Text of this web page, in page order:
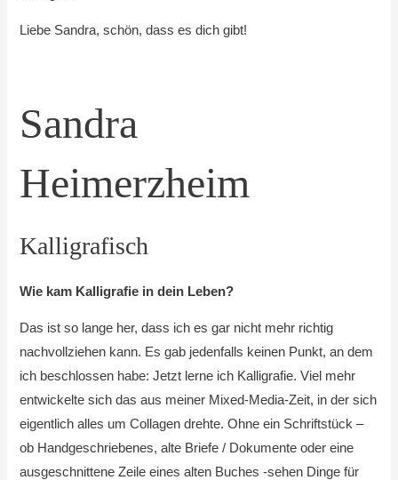
Liebe Sandra, schön, dass es dich gibt!
Sandra
Heimerzheim
Kalligrafisch
Wie kam Kalligrafie in dein Leben?
Das ist so lange her, dass ich es gar nicht mehr richtig
nachvollziehen kann. Es gab jedenfalls keinen Punkt, an dem
ich beschlossen habe: Jetzt lerne ich Kalligrafie. Viel mehr
entwickelte sich das aus meiner Mixed-Media-Zeit, in der sich
eigentlich alles um Collagen drehte. Ohne ein Schriftstück –
ob Handgeschriebenes, alte Briefe / Dokumente oder eine
ausgeschnittene Zeile eines alten Buches -sehen Dinge für